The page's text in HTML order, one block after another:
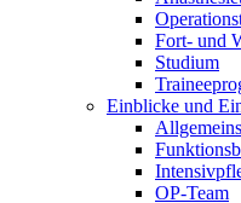
Fort- und
Studium
Einblicke und
OP-Team